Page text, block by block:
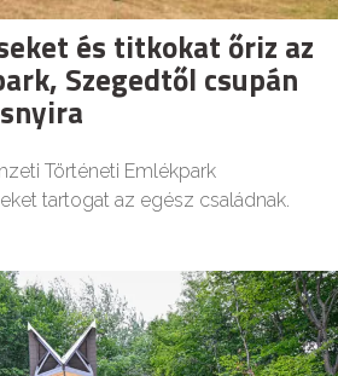
és titkokat őriz az
Szegedtől csupán
Történeti Emlékpark
tartogat az egész családnak.